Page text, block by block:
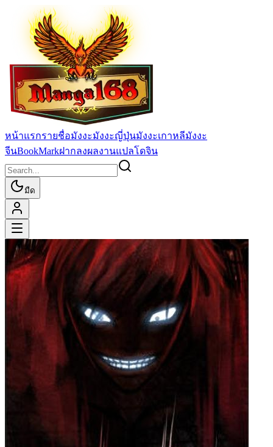
หน้าแรกรายชื่อมังงะมังงะญี่ปุ่นมังงะเกาหลีมังงะ
จีนBookMarkฝากลงผลงานแปลโดจิน
มืด